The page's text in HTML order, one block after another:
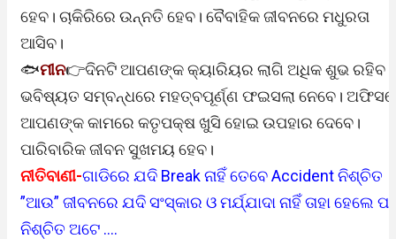
ହେବ। ଚାକିରିରେ ଉନ୍ନତି ହେବ। ବୈବାହିକ ଜୀବନରେ ମଧୁରତା
ଆସିବ।
🐟ମୀନ👉ଦିନଟି ଆପଣଙ୍କ କ୍ୟାରିୟର ଲାଗି ଅଧିକ ଶୁଭ ରହିବ।
ଭବିଷ୍ୟତ ସମ୍ବନ୍ଧରେ ମହତ୍ବପୂର୍ଣ୍ଣ ଫଇସଲା ନେବେ।
ଆପଣଙ୍କ କାମରେ କତୃପକ୍ଷ ଖୁସି ହୋଇ ଉପହାର ଦେବେ।
ପାରିବାରିକ ଜୀବନ ସୁଖମୟ ହେବ।
ନୀତିବାଣୀ-ଗାଡିରେ ଯଦି Break ନାହିଁ ତେବେ Accident ନିଶ୍ଚିତ
”ଆଉ” ଜୀବନରେ ଯଦି ସଂସ୍କାର ଓ ମର୍ଯ୍ଯାଦା ନାହିଁ ତାହା ହେଲେ
ନିଶ୍ଚିତ ଅଟେ ….